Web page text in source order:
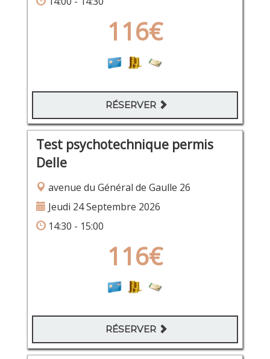
116€
RÉSERVER
Test psychotechnique permis
Delle
avenue du Général de Gaulle 26
Jeudi 24 Septembre 2026
14:30 - 15:00
116€
RÉSERVER